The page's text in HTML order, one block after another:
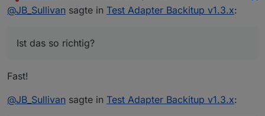
mäßig nur 3 Adapter installiert.
eine vorhandene Minimal Sicherung zum Restore
alle NEU und ganz FRISCH aus dem GIT
Umständen sehr sehr lange dauern - ist das
Ich frage nur, weil genau das mache ich gerade
Nicht stören
@JB_Sullivan sagte in Test Adapter Backitup v1.3.x:
Ist das so richtig?
Fast!
@JB_Sullivan sagte in Test Adapter Backitup v1.3.x: